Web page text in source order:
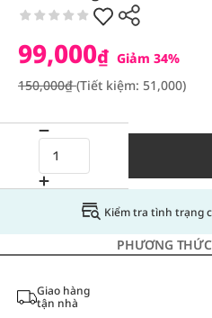
99,000₫ Giảm 34%
150,000₫(Tiết kiệm: 51,000)
Kiểm tra tình trạng
PHƯƠNG
Giao hàng
tận nhà